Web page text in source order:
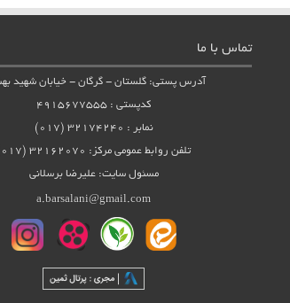
تماس با ما
آدرس پستی: گلستان - گرگان - خیابان شهید
کدپستی : ۴۹۱۵۶۷۷۵۵۵
نمابر : ۳۲۱۷۴۲۴۰ (۰۱۷)
تلفن روابط عمومی مرکز: ۳۲۱۶۲۰۷۰ (۰۱۷)
مسئول سایت: علیرضا برسلانی
a.barsalani@gmail.com